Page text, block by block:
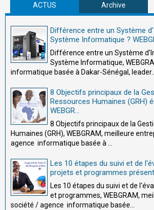
ACTUS Archive
Différence entre un Système
Système Informatique ?
Différence entre un Système
Système Informatique,
informatique basée à Dakar-Sénégal,
8 Objectifs principaux de la
Ressources Humaines (GRH)
WEBGR...
8 Objectifs principaux de la
Humaines (GRH), WEBGRAM, meilleure
agence informatique basée à ...
Les 10 étapes du suivi et de
projets et programmes
Les 10 étapes du suivi et de
et programmes, WEBGRAM,
société / agence informatique basée...